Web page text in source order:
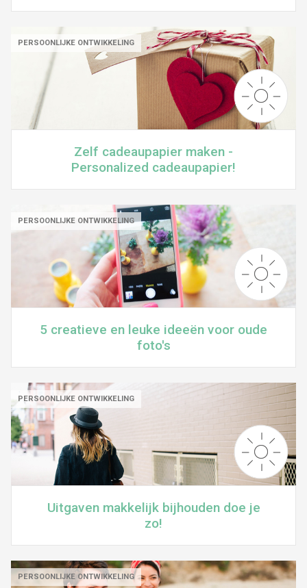
PERSOONLIJKE ONTWIKKELING
Zelf cadeaupapier maken -
Personalized cadeaupapier!
PERSOONLIJKE ONTWIKKELING
5 creatieve en leuke ideeën voor oude
foto's
PERSOONLIJKE ONTWIKKELING
Uitgaven makkelijk bijhouden doe je
zo!
PERSOONLIJKE ONTWIKKELING